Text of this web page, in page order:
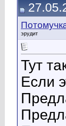
эрудит
Тут
Если